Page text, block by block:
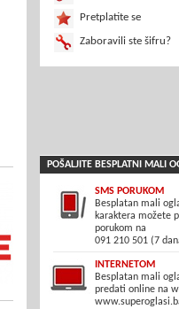
Pretplatite se
Zaboravili ste šifru?
POŠALJITE BESPLATNI MALI
SMS PORUKOM
Besplatan mali
karaktera možete
porukom na
091 210 501 (7
INTERNETOM
Besplatan mali
predati online na